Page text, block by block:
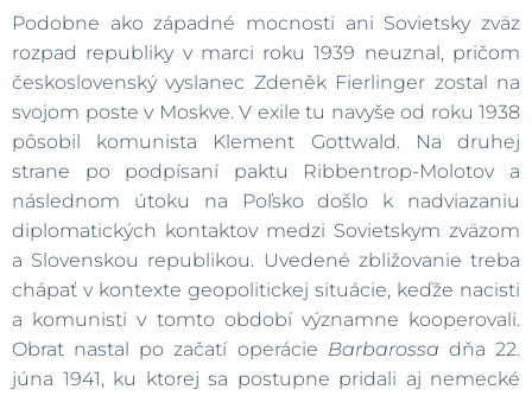
Podobne ako západné mocnosti ani Sovietsky zväz
rozpad republiky v marci roku 1939 neuznal, pričom
československý vyslanec Zdeněk Fierlinger zostal na
svojom poste v Moskve. V exile tu navyše od roku 1938
pôsobil komunista Klement Gottwald. Na druhej
strane po podpísaní paktu Ribbentrop-Molotov a
následnom útoku na Poľsko došlo k nadviazaniu
diplomatických kontaktov medzi Sovietskym zväzom
a Slovenskou republikou. Uvedené zbližovanie treba
chápať v kontexte geopolitickej situácie, keďže nacisti
a komunisti v tomto období významne kooperovali.
Obrat nastal po začatí operácie Barbarossa dňa 22.
júna 1941, ku ktorej sa postupne pridali aj nemecké